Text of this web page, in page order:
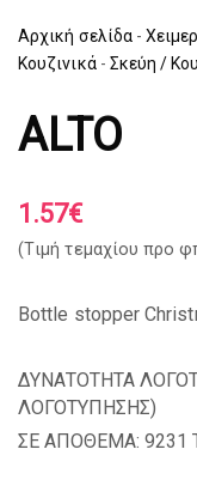
Αρχική σελίδα -
Κουζινικά - Σκεύη /
ALTO
1.57€
(Tιμή τεμαχίου προ
Bottle stopper
ΔΥΝΑΤΟΤΗΤΑ
ΛΟΓΟΤΥΠΗΣΗΣ)
ΣΕ ΑΠΟΘΕΜΑ: 9231